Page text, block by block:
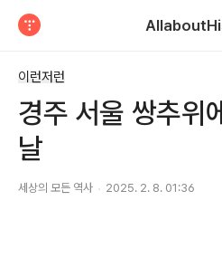
이런저런
경주 서울 쌍추위
날
세상의 모든 역사 2025. 2. 8. 01:36